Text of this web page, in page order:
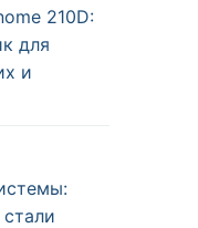
210D:
для
и